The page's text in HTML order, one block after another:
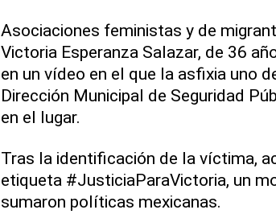
Asociaciones feministas y de
Victoria Esperanza Salazar, de 36
en un vídeo en el que la asfixia uno
Dirección Municipal de Seguridad
en el lugar.
Tras la identificación de la víctima,
etiqueta #JusticiaParaVictoria, un
sumaron políticas mexicanas.